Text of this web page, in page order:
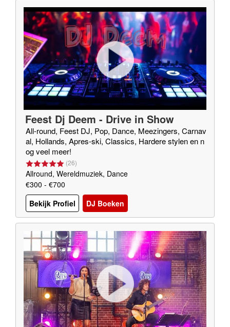
Feest Dj Deem - Drive in Show
All-round, Feest DJ, Pop, Dance, Meezingers, Carnav
al, Hollands, Apres-ski, Classics, Hardere stylen en n
og veel meer!
(26)
Allround, Wereldmuziek, Dance
€300 - €700
Bekijk Profiel
DJ Boeken